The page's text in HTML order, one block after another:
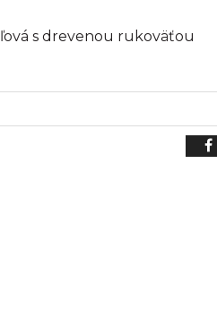
s drevenou rukoväťou